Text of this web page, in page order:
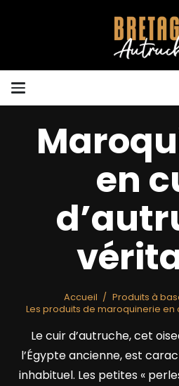
en
Accueil / Produits à
Les produits de maroquinerie en
Le cuir d’autruche, cet
l’Égypte ancienne, est
inhabituel. Les petites «